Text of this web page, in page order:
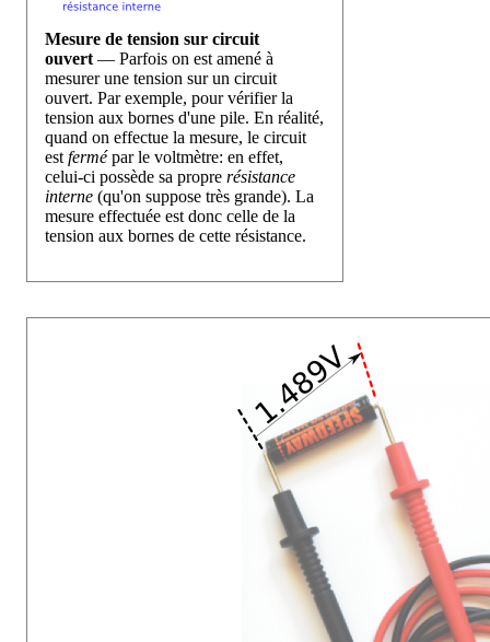
Mesure de tension sur circuit
ouvert — Parfois on est amené à
mesurer une tension sur un circuit
ouvert. Par exemple, pour vérifier la
tension aux bornes d'une pile. En réalité,
quand on effectue la mesure, le circuit
est fermépar le voltmètre: en effet,
celui-ci possède sa propre résistance
interne (qu'on suppose très grande). La
mesure effectuée est donc celle de la
tension aux bornes de cette résistance.